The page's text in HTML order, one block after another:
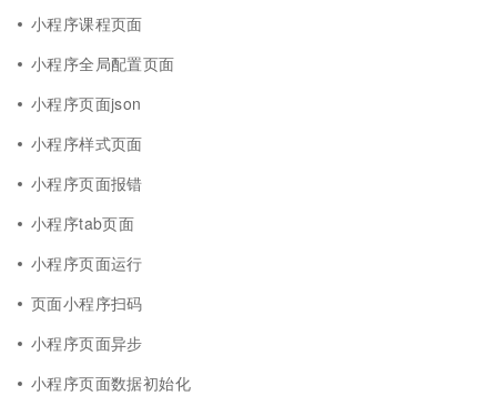
小程序课程页面
小程序全局配置页面
小程序页面json
小程序样式页面
小程序页面报错
小程序tab页面
小程序页面运行
页面小程序扫码
小程序页面异步
小程序页面数据初始化